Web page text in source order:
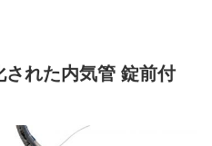
された内気管 錠前付